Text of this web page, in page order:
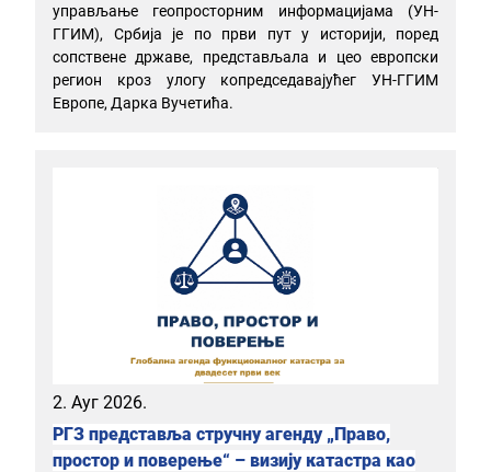
управљање геопросторним информацијама (УН-
ГГИМ), Србија је по први пут у историји, поред
сопствене државе, представљала и цео европски
регион кроз улогу копредседавајућег УН-ГГИМ
Европе, Дарка Вучетића.
2. Ауг 2026.
РГЗ представља стручну агенду „Право,
простор и поверење“ – визију катастра као